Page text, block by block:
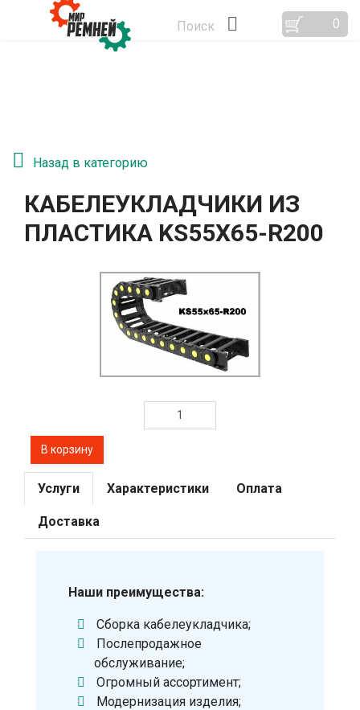
Поиск 0
Назад в категорию
КАБЕЛЕУКЛАДЧИКИ ИЗ
ПЛАСТИКА KS55Х65-R200
Услуги Характеристики Оплата
Доставка
Наши преимущества:
Сборка кабелеукладчика;
Послепродажное
обслуживание;
Огромный ассортимент;
Модернизация изделия;